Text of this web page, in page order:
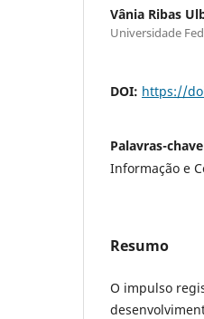
Vânia Ribas
Universidade
DOI: https://
Palavras-
Informação e
Resumo
O impulso